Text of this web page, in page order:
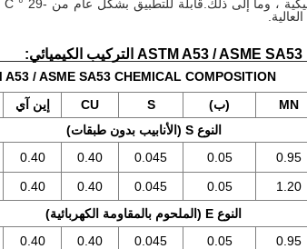
A53 / ASME SA53 CHEMICAL COMPOSITION %
MN (ب) S
CU إين آي
النوع S (الأنابيب بدون طبقات)
0.95
0.05
0.045
0.40
0.40
1.20
0.05
0.045
0.40
0.40
النوع E (الملحوم بالمقاومة الكهربائية)
0.95
0.05
0.045
0.40
0.40